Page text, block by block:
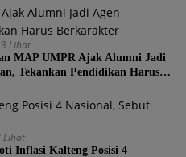
Lihat
MAP UMPR Ajak Alumni Jadi
Tekankan Pendidikan Harus
Lihat
Inflasi Kalteng Posisi 4